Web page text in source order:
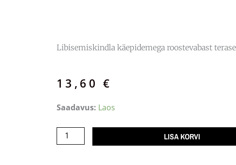
Libisemiskindla käepidemega roostevabast
13,60€
Saadavus: Laos
Spaatel
22,5x11cm
ergonoomiline
LISA KORVI